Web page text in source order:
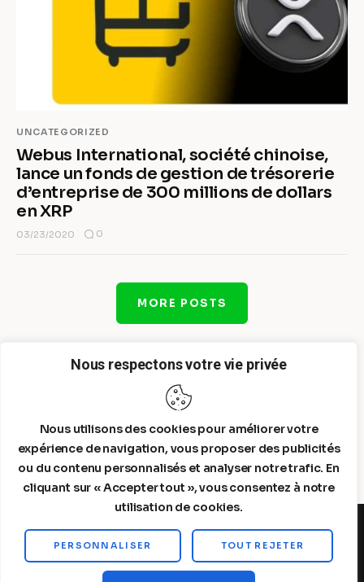
Nous respectons votre vie privée
Nous utilisons des cookies pour améliorer votre
expérience de navigation, vous proposer des publicités
ou du contenu personnalisés et analyser notre trafic. En
cliquant sur « Accepter tout », vous consentez à notre
utilisation de cookies.
PERSONNALISER TOUT REJETER
UNCATEGORIZED
Webus International, société chinoise,
lance un fonds de gestion de trésorerie
d’entreprise de 300 millions de dollars
en XRP
03/23/2020 0
MORE POSTS